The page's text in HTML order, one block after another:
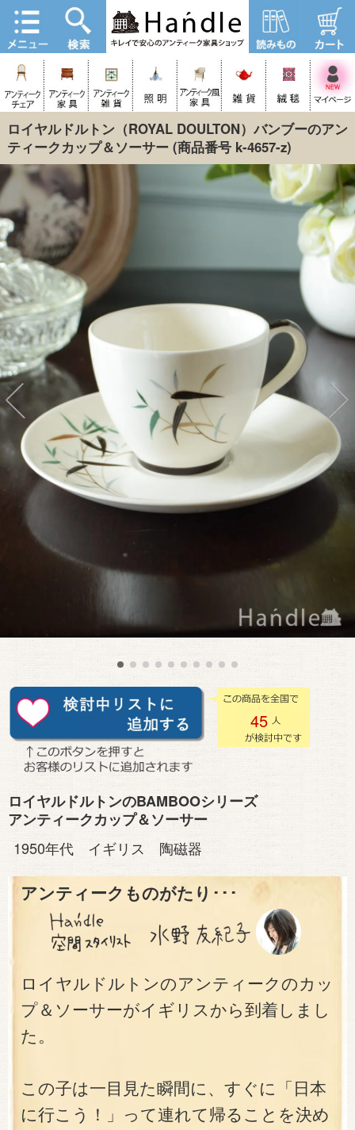
ロイヤルドルトン（ROYAL DOULTON）バンブーのアン
ティークカップ＆ソーサー(商品番号 k-4657-z)
45
ロイヤルドルトンのBAMBOOシリーズ
アンティークカップ＆ソーサー
1950年代 イギリス 陶磁器
アンティークものがたり･･･
ロイヤルドルトンのアンティークのカッ
プ＆ソーサーがイギリスから到着しまし
た。
この子は一目見た瞬間に、すぐに「日本
に行こう！」って連れて帰ることを決め